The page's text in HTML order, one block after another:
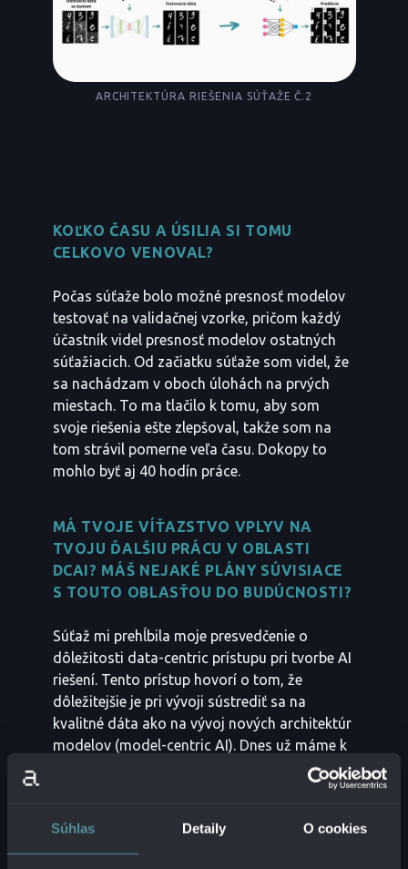
Súhlas Detaily O cookies
ARCHITEKTÚRA RIEŠENIA SÚŤAŽE Č.2
KOĽKO ČASU A ÚSILIA SI TOMU
CELKOVO VENOVAL?
Počas súťaže bolo možné presnosť modelov
testovať na validačnej vzorke, pričom každý
účastník videl presnosť modelov ostatných
súťažiacich. Od začiatku súťaže som videl, že
sa nachádzam v oboch úlohách na prvých
miestach. To ma tlačilo k tomu, aby som
svoje riešenia ešte zlepšoval, takže som na
tom strávil pomerne veľa času. Dokopy to
mohlo byť aj 40 hodín práce.
MÁ TVOJE VÍŤAZSTVO VPLYV NA
TVOJU ĎALŠIU PRÁCU V OBLASTI
DCAI? MÁŠ NEJAKÉ PLÁNY SÚVISIACE
S TOUTO OBLASŤOU DO BUDÚCNOSTI?
Súťaž mi prehĺbila moje presvedčenie o
dôležitosti data-centric prístupu pri tvorbe AI
riešení. Tento prístup hovorí o tom, že
dôležitejšie je pri vývoji sústrediť sa na
kvalitné dáta ako na vývoj nových architektúr
modelov (model-centric AI). Dnes už máme k
dispozícii dostatočne silné modely, ktoré
dosahujú v niektorých úlohách lepšie výsledky
dostupnými. Platformy ako HuggingFace
umožňujú implementovať tieto modely na 5